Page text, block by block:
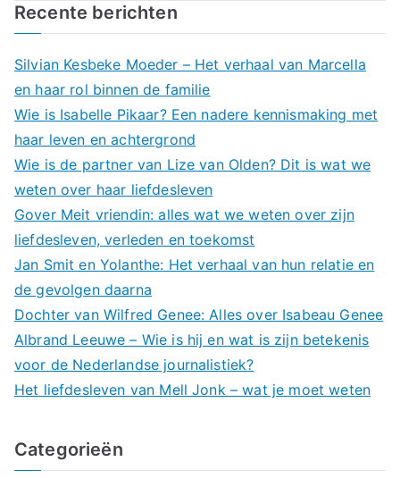
Recente berichten
Silvian Kesbeke Moeder – Het verhaal van Marcella
en haar rol binnen de familie
Wie is Isabelle Pikaar? Een nadere kennismaking met
haar leven en achtergrond
Wie is de partner van Lize van Olden? Dit is wat we
weten over haar liefdesleven
Gover Meit vriendin: alles wat we weten over zijn
liefdesleven, verleden en toekomst
Jan Smit en Yolanthe: Het verhaal van hun relatie en
de gevolgen daarna
Dochter van Wilfred Genee: Alles over Isabeau Genee
Albrand Leeuwe – Wie is hij en wat is zijn betekenis
voor de Nederlandse journalistiek?
Het liefdesleven van Mell Jonk – wat je moet weten
Categorieën